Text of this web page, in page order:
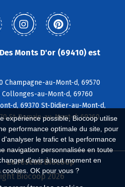
expérience possible, Biocoop utilise
performance optimale du site, pour
le trafic et la performance
navigation personnalisée en toute
d'avis à tout moment en
OK pour vous ?
Monts D'or (69410) est
Champagne-au-Mont-d, 69570
au-Mont-d, 69760
d, 69370 St-Didier-au-Mont-d,
St-Romain-au-Mont-d, 69260
Le réseau Biocoop
Biocoop 2026